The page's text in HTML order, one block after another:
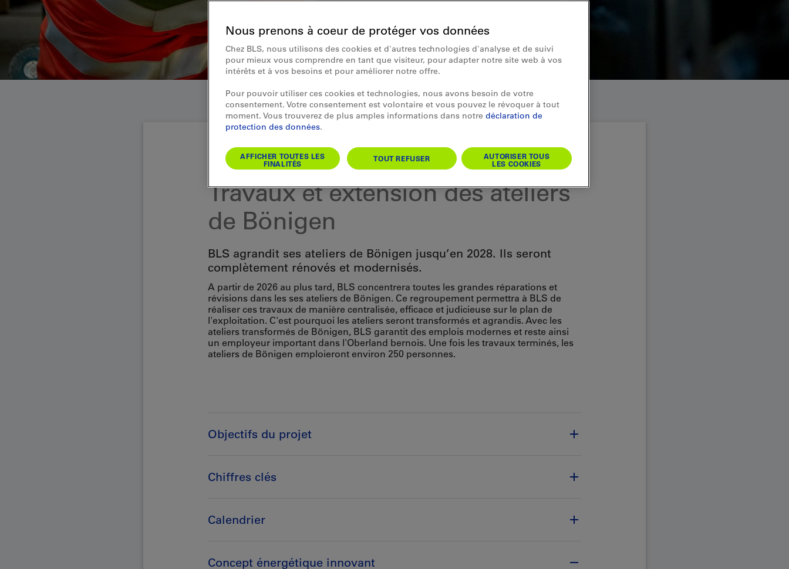
Nos ateliers BLS
Travaux et extension des ateliers
de Bönigen
BLS agrandit ses ateliers de Bönigen jusqu’en 2028. Ils seront
complètement rénovés et modernisés.
A partir de 2026 au plus tard, BLS concentrera toutes les grandes réparations et
révisions dans les ses ateliers de Bönigen. Ce regroupement permettra à BLS de
réaliser ces travaux de manière centralisée, efficace et judicieuse sur le plan de
l'exploitation. C'est pourquoi les ateliers seront transformés et agrandis. Avec les
ateliers transformés de Bönigen, BLS garantit des emplois modernes et reste ainsi
un employeur important dans l'Oberland bernois. Une fois les travaux terminés, les
ateliers de Bönigen emploieront environ 250 personnes.
Objectifs du projet
Chiffres clés
Calendrier
Concept énergétique innovant
Nous prenons à coeur de protéger vos données
Chez BLS, nous utilisons des cookies et d'autres technologies d'analyse et de suivi
pour mieux vous comprendre en tant que visiteur, pour adapter notre site web à vos
intérêts et à vos besoins et pour améliorer notre offre.
Pour pouvoir utiliser ces cookies et technologies, nous avons besoin de votre
consentement. Votre consentement est volontaire et vous pouvez le révoquer à tout
moment. Vous trouverez de plus amples informations dans notre déclaration de
protection des données.
AFFICHER TOUTES LES
FINALITÉS
TOUT REFUSER
AUTORISER TOUS
LES COOKIES